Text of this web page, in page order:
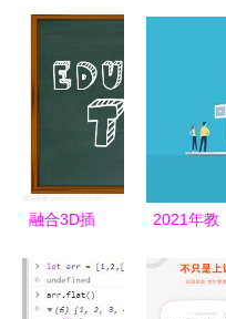
助您在北京
成就數字未
件下載平臺
推薦
融合3D插
育軟件開發
2021年教
線上教育不